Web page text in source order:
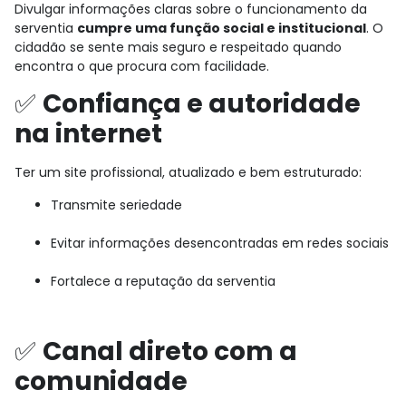
Divulgar informações claras sobre o funcionamento da
serventia cumpre uma função social e institucional. O
cidadão se sente mais seguro e respeitado quando
encontra o que procura com facilidade.
✅ Confiança e autoridade
na internet
Ter um site profissional, atualizado e bem estruturado:
Transmite seriedade
Evitar informações desencontradas em redes sociais
Fortalece a reputação da serventia
✅ Canal direto com a
comunidade